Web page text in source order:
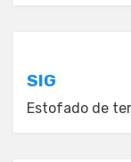
de
entradas
SIG
Estofado de